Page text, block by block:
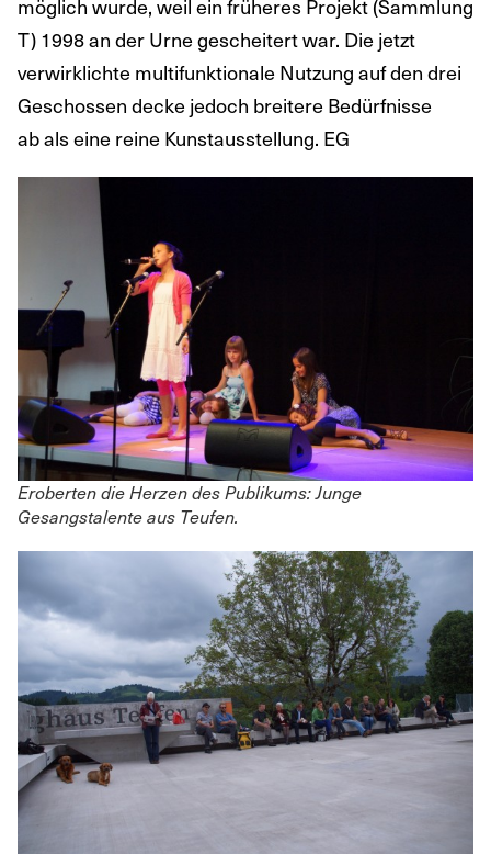
T) 1998 an der Urne gescheitert war. Die jetzt
verwirklichte multifunktionale Nutzung auf den drei
Geschossen decke jedoch breitere Bedürfnisse
ab als eine reine Kunstausstellung. EG
Eroberten die Herzen des Publikums: Junge
Gesangstalente aus Teufen.